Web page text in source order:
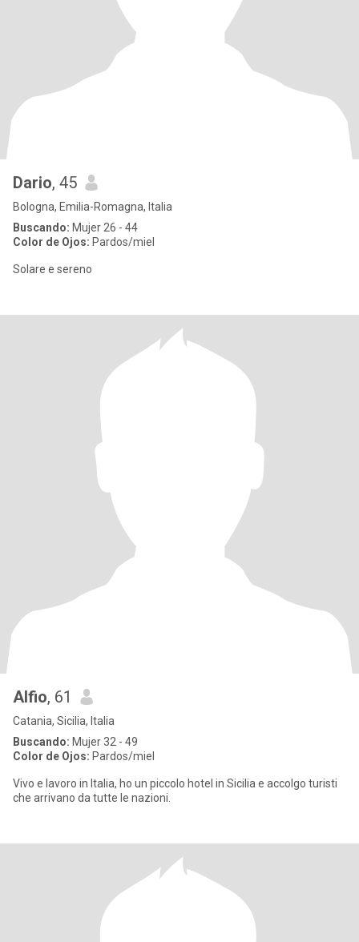
Dario, 45
Bologna, Emilia-Romagna, Italia
Buscando: Mujer 26 - 44
Color de Ojos: Pardos/miel
Solare e sereno
Alfio, 61
Catania, Sicilia, Italia
Buscando: Mujer 32 - 49
Color de Ojos: Pardos/miel
Vivo e lavoro in Italia, ho un piccolo hotel in Sicilia e accolgo turisti
che arrivano da tutte le nazioni.